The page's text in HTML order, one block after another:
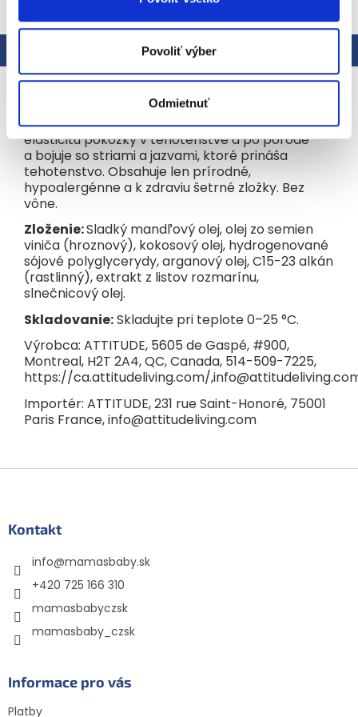
Povoliť výber
Odmietnuť
ZOBRAZIŤ VŠETKY SÚVISIACE PRODUKTY
Hodnotenie
Rýchlo pôsobiaci hydratačný olej pomáha udržať
elasticitu pokožky v tehotenstve a po pôrode
a bojuje so striami a jazvami, ktoré prináša
tehotenstvo. Obsahuje len prírodné,
hypoalergénne a k zdraviu šetrné zložky. Bez
vône.
Zloženie:Sladký mandľový olej, olej zo semien
viniča (hroznový), kokosový olej, hydrogenované
sójové polyglycerydy, arganový olej, C15-23 alkán
(rastlinný), extrakt z listov rozmarínu,
slnečnicový olej.
Skladovanie:Skladujte pri teplote 0–25 °C.
Výrobca: ATTITUDE, 5605 de Gaspé, #900,
Montreal, H2T 2A4, QC, Canada, 514-509-7225,
https://ca.attitudeliving.com/
Importér: ATTITUDE, 231 rue Saint-Honoré, 75001
Paris France, info@attitudeliving.com
Kontakt
info@mamasbaby.sk
+420 725 166 310
mamasbabyczsk
mamasbaby_czsk
Informace pro vás
Platby